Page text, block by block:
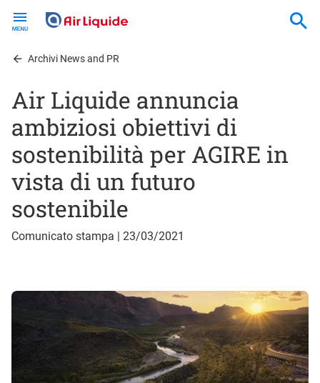
contentArchivi News and PR
Air Liquide annuncia
ambiziosi obiettivi di
sostenibilità per AGIRE in
vista di un futuro
sostenibile
Comunicato stampa | 23/03/2021